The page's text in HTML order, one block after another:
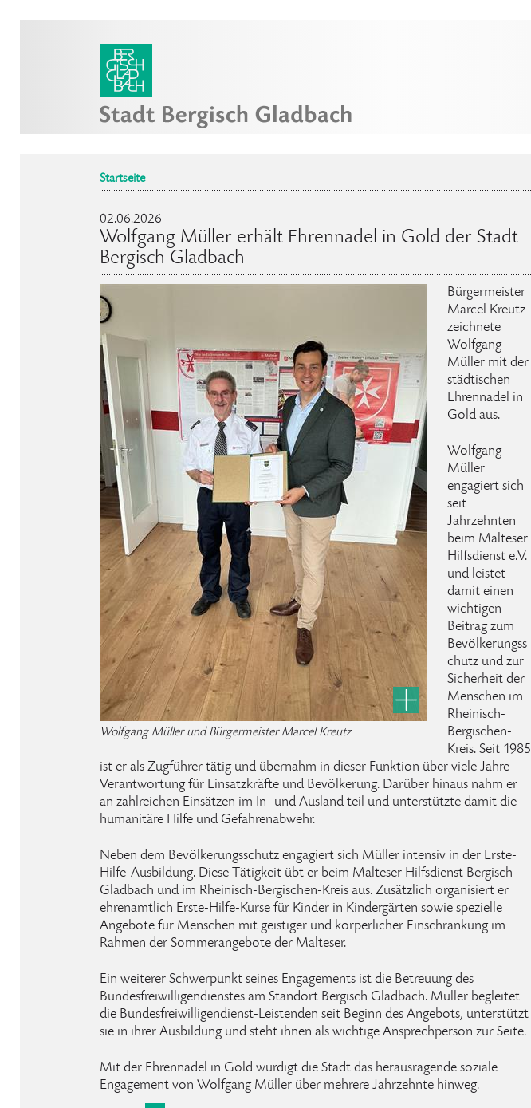
Startseite
02.06.2026
Wolfgang Müller erhält Ehrennadel in Gold der Stadt
Bergisch Gladbach
Wolfgang Müller und Bürgermeister Marcel Kreutz
Bürgermeister
Marcel Kreutz
zeichnete
Wolfgang
Müller mit der
städtischen
Ehrennadel in
Gold aus.
Wolfgang
Müller
engagiert sich
seit
Jahrzehnten
beim Malteser
Hilfsdienst e.V.
und leistet
damit einen
wichtigen
Beitrag zum
Bevölkerungss
chutz und zur
Sicherheit der
Menschen im
Rheinisch-
Bergischen-
Kreis. Seit 1985
ist er als Zugführer tätig und übernahm in dieser Funktion über viele Jahre
Verantwortung für Einsatzkräfte und Bevölkerung. Darüber hinaus nahm er
an zahlreichen Einsätzen im In- und Ausland teil und unterstützte damit die
humanitäre Hilfe und Gefahrenabwehr.
Neben dem Bevölkerungsschutz engagiert sich Müller intensiv in der Erste-
Hilfe-Ausbildung. Diese Tätigkeit übt er beim Malteser Hilfsdienst Bergisch
Gladbach und im Rheinisch-Bergischen-Kreis aus. Zusätzlich organisiert er
ehrenamtlich Erste-Hilfe-Kurse für Kinder in Kindergärten sowie spezielle
Angebote für Menschen mit geistiger und körperlicher Einschränkung im
Rahmen der Sommerangebote der Malteser.
Ein weiterer Schwerpunkt seines Engagements ist die Betreuung des
Bundesfreiwilligendienstes am Standort Bergisch Gladbach. Müller begleitet
die Bundesfreiwilligendienst-Leistenden seit Beginn des Angebots, unterstützt
sie in ihrer Ausbildung und steht ihnen als wichtige Ansprechperson zur Seite.
Mit der Ehrennadel in Gold würdigt die Stadt das herausragende soziale
Engagement von Wolfgang Müller über mehrere Jahrzehnte hinweg.